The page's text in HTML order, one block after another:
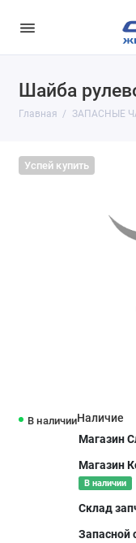
Шайба
Главная ЗАПАСНЫЕ
Успей купить
В наличииНаличие
Магазин
Магазин
В наличии
Склад
Запасной